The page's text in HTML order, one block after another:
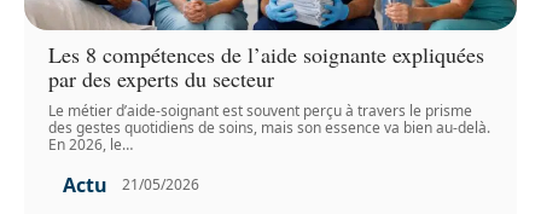
Les 8 compétences de l’aide soignante expliquées
par des experts du secteur
Le métier d’aide-soignant est souvent perçu à travers le prisme
des gestes quotidiens de soins, mais son essence va bien au-delà.
En 2026, le…
Actu 21/05/2026